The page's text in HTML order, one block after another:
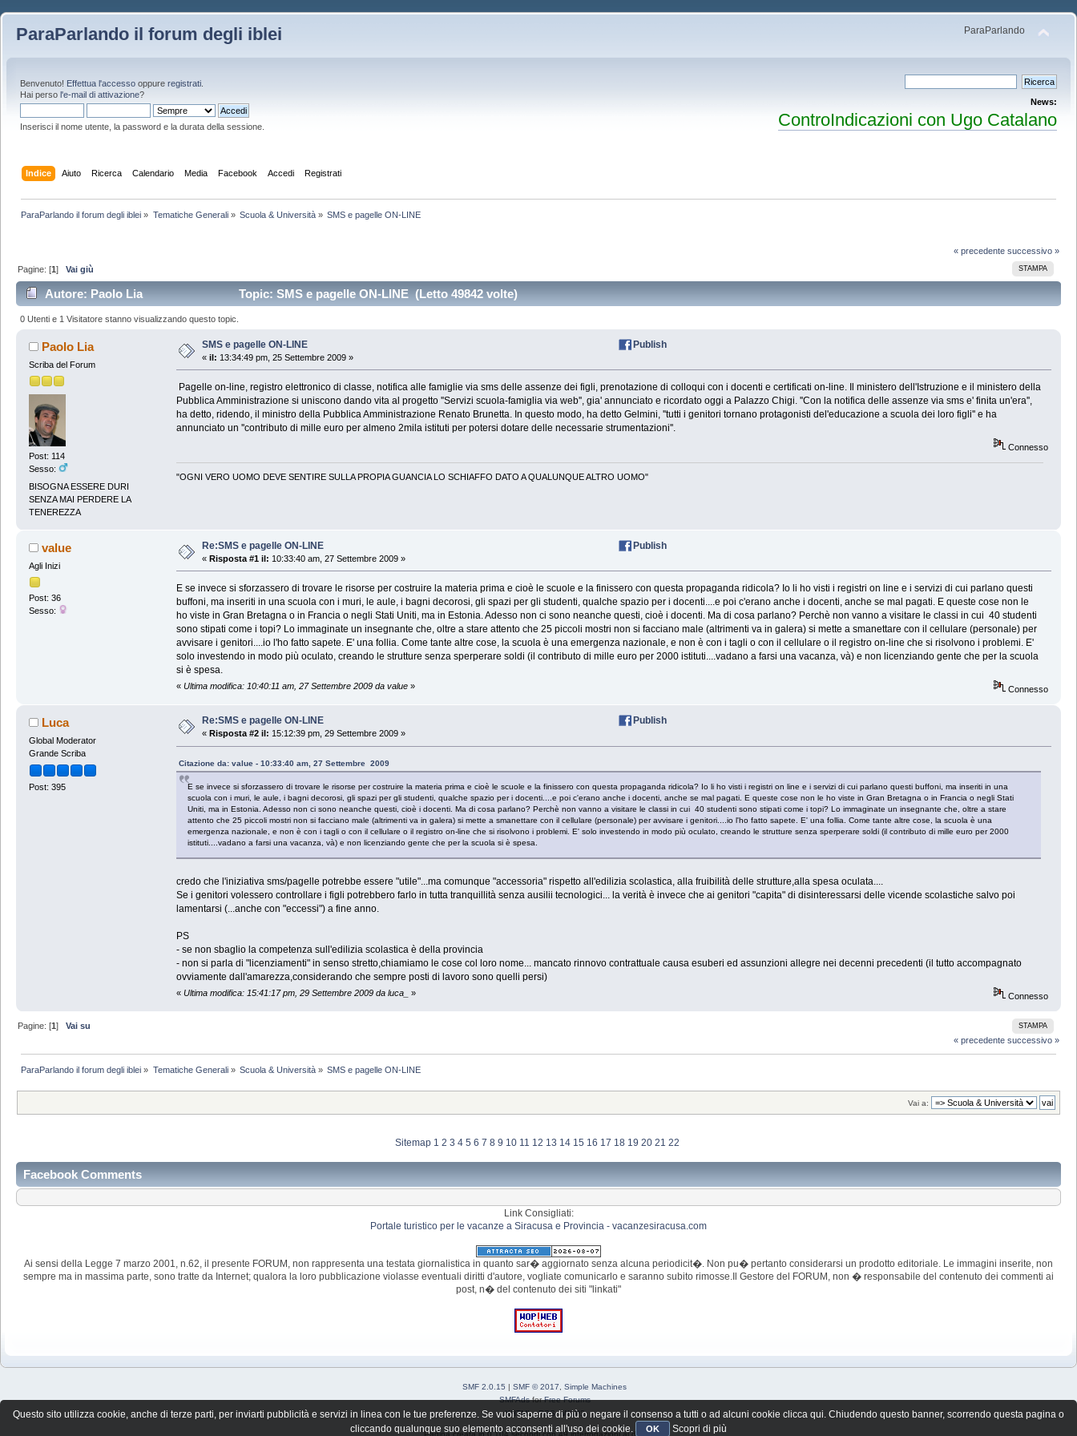
ParaParlando il forum degli iblei ParaParlando
Benvenuto! Effettua l'accesso oppure registrati
Hai perso l'e-mail di attivazione?
Inserisci il nome utente, la password e la durata della sessione.
News:
ControIndicazioni con Ugo Catalano
Indice Aiuto Ricerca Calendario Media Facebook Accedi Registrati
ParaParlando il forum degli iblei » Tematiche Generali» Scuola & Università» SMS e pagelle ON-LINE
« precedente successivo »
STAMPA
Pagine: [1]Vai giù
Autore: Paolo Lia Topic: SMS e pagelle ON-LINE (Letto 49842 volte)
0 Utenti e 1 Visitatore stanno visualizzando questo topic.
Paolo Lia
Scriba del Forum
Post: 114
Sesso:
BISOGNA ESSERE DURI
SENZA MAI PERDERE LA
TENEREZZA
SMS e pagelle ON-LINE
« il: 13:34:49 pm, 25 Settembre 2009 »
Publish
Pagelle on-line, registro elettronico di classe, notifica alle famiglie via sms delle assenze dei figli, prenotazione di colloqui con i docenti e certificati on-line. Il ministero dell'Istruzione e il ministero della
Pubblica Amministrazione si uniscono dando vita al progetto ''Servizi scuola-famiglia via web'', gia' annunciato e ricordato oggi a Palazzo Chigi. ''Con la notifica delle assenze via sms e' finita un'era'',
ha detto, ridendo, il ministro della Pubblica Amministrazione Renato Brunetta. In questo modo, ha detto Gelmini, ''tutti i genitori tornano protagonisti del'educazione a scuola dei loro figli'' e ha
annunciato un ''contributo di mille euro per almeno 2mila istituti per potersi dotare delle necessarie strumentazioni''.
Connesso
"OGNI VERO UOMO DEVE SENTIRE SULLA PROPIA GUANCIA LO SCHIAFFO DATO A QUALUNQUE ALTRO UOMO"
value
Agli Inizi
Post: 36
Sesso:
Re:SMS e pagelle ON-LINE
« Risposta #1 il: 10:33:40 am, 27 Settembre 2009 »
Publish
E se invece si sforzassero di trovare le risorse per costruire la materia prima e cioè le scuole e la finissero con questa propaganda ridicola? Io li ho visti i registri on line e i servizi di cui parlano questi
buffoni, ma inseriti in una scuola con i muri, le aule, i bagni decorosi, gli spazi per gli studenti, qualche spazio per i docenti....e poi c'erano anche i docenti, anche se mal pagati. E queste cose non le
ho viste in Gran Bretagna o in Francia o negli Stati Uniti, ma in Estonia. Adesso non ci sono neanche questi, cioè i docenti. Ma di cosa parlano? Perchè non vanno a visitare le classi in cui 40 studenti
sono stipati come i topi? Lo immaginate un insegnante che, oltre a stare attento che 25 piccoli mostri non si facciano male (altrimenti va in galera) si mette a smanettare con il cellulare (personale) per
avvisare i genitori....io l'ho fatto sapete. E' una follia. Come tante altre cose, la scuola è una emergenza nazionale, e non è con i tagli o con il cellulare o il registro on-line che si risolvono i problemi. E'
solo investendo in modo più oculato, creando le strutture senza sperperare soldi (il contributo di mille euro per 2000 istituti....vadano a farsi una vacanza, và) e non licenziando gente che per la scuola
si è spesa.
« Ultima modifica: 10:40:11 am, 27 Settembre 2009 da value» Connesso
Luca
Global Moderator
Grande Scriba
Post: 395
Re:SMS e pagelle ON-LINE
« Risposta #2 il: 15:12:39 pm, 29 Settembre 2009 »
Publish
Citazione da: value - 10:33:40 am, 27 Settembre 2009
E se invece si sforzassero di trovare le risorse per costruire la materia prima e cioè le scuole e la finissero con questa propaganda ridicola? Io li ho visti i registri on line e i servizi di cui parlano questi buffoni, ma inseriti in una
scuola con i muri, le aule, i bagni decorosi, gli spazi per gli studenti, qualche spazio per i docenti....e poi c'erano anche i docenti, anche se mal pagati. E queste cose non le ho viste in Gran Bretagna o in Francia o negli Stati
Uniti, ma in Estonia. Adesso non ci sono neanche questi, cioè i docenti. Ma di cosa parlano? Perchè non vanno a visitare le classi in cui 40 studenti sono stipati come i topi? Lo immaginate un insegnante che, oltre a stare
attento che 25 piccoli mostri non si facciano male (altrimenti va in galera) si mette a smanettare con il cellulare (personale) per avvisare i genitori....io l'ho fatto sapete. E' una follia. Come tante altre cose, la scuola è una
emergenza nazionale, e non è con i tagli o con il cellulare o il registro on-line che si risolvono i problemi. E' solo investendo in modo più oculato, creando le strutture senza sperperare soldi (il contributo di mille euro per 2000
istituti....vadano a farsi una vacanza, và) e non licenziando gente che per la scuola si è spesa.
credo che l'iniziativa sms/pagelle potrebbe essere "utile"...ma comunque "accessoria" rispetto all'edilizia scolastica, alla fruibilità delle strutture,alla spesa oculata....
Se i genitori volessero controllare i figli potrebbero farlo in tutta tranquillità senza ausilii tecnologici... la verità è invece che ai genitori "capita" di disinteressarsi delle vicende scolastiche salvo poi
lamentarsi (...anche con "eccessi") a fine anno.
PS
- se non sbaglio la competenza sull'edilizia scolastica è della provincia
- non si parla di "licenziamenti" in senso stretto,chiamiamo le cose col loro nome... mancato rinnovo contrattuale causa esuberi ed assunzioni allegre nei decenni precedenti (il tutto accompagnato
ovviamente dall'amarezza,considerando che sempre posti di lavoro sono quelli persi)
« Ultima modifica: 15:41:17 pm, 29 Settembre 2009 da luca_ » Connesso
STAMPA
Pagine: [1]Vai su
« precedente successivo »
ParaParlando il forum degli iblei » Tematiche Generali» Scuola & Università» SMS e pagelle ON-LINE
Vai a:
Sitemap 1 2 3 4 5 6 7 8 9 10 11 12 13 14 15 16 17 18 19 20 21 22
Facebook Comments
Link Consigliati:
Portale turistico per le vacanze a Siracusa e Provincia - vacanzesiracusa.com
Ai sensi della Legge 7 marzo 2001, n.62, il presente FORUM, non rappresenta una testata giornalistica in quanto sar� aggiornato senza alcuna periodicit�. Non pu� pertanto considerarsi un prodotto editoriale. Le immagini inserite, non
sempre ma in massima parte, sono tratte da Internet; qualora la loro pubblicazione violasse eventuali diritti d'autore, vogliate comunicarlo e saranno subito rimosse.Il Gestore del FORUM, non � responsabile del contenuto dei commenti ai
post, n� del contenuto dei siti "linkati"
SMF 2.0.15 | SMF © 2017, Simple Machines
SMFAdsforFree Forums
XHTML
RSS WAP2
Pagina creata in 0.104 secondi con 49 interrogazioni al database.
Questo sito utilizza cookie, anche di terze parti, per inviarti pubblicità e servizi in linea con le tue preferenze. Se vuoi saperne di più o negare il consenso a tutti o ad alcuni cookie clicca qui. Chiudendo questo banner, scorrendo questa pagina o
cliccando qualunque suo elemento acconsenti all'uso dei cookie.
OK Scopri di più